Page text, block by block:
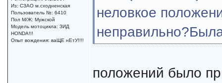
Из: СЗАО м.сходненская
Пользователь №: 6410
Пол М/Ж: Мужской
Модель мотоцикла: ЗИД
HONDA!!!
Опыт вождения: ваЩЕ нЕтУ!!!!
неловкое
положений было